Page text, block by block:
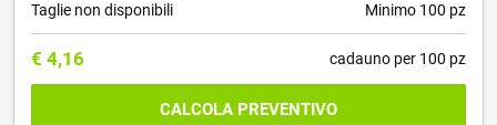
Taglie non disponibili Minimo 100 pz
€ 4,16 cadauno per 100 pz
CALCOLA PREVENTIVO